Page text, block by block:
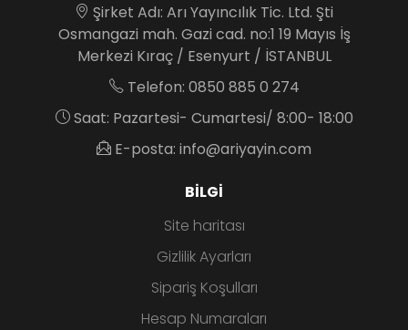
Şirket Adı: Arı Yayıncılık Tic. Ltd. Şti
Osmangazi mah. Gazi cad. no:1 19 Mayıs İş
Merkezi Kıraç / Esenyurt / İSTANBUL
Telefon: 0850 885 0 274
Saat: Pazartesi- Cumartesi/ 8:00- 18:00
E-posta: info@ariyayin.com
BILGI
Site haritası
Gizlilik Ayarları
Sipariş Koşulları
Hesap Numaraları